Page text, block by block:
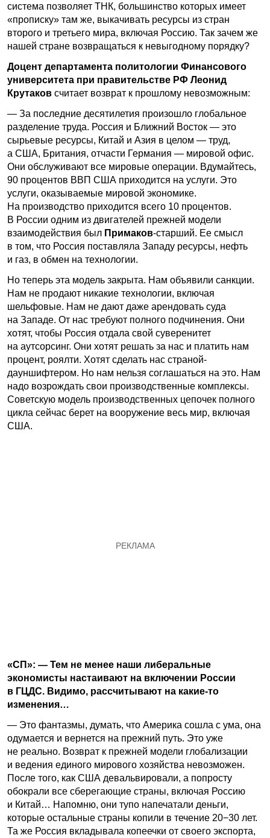
система позволяет ТНК, большинство которых имеет
«прописку» там же, выкачивать ресурсы из стран
второго и третьего мира, включая Россию. Так зачем же
нашей стране возвращаться к невыгодному порядку?
Доцент департамента политологии Финансового
университета при правительстве РФ Леонид
Крутаков считает возврат к прошлому невозможным:
— За последние десятилетия произошло глобальное
разделение труда. Россия и Ближний Восток — это
сырьевые ресурсы, Китай и Азия в целом — труд,
а США, Британия, отчасти Германия — мировой офис.
Они обслуживают все мировые операции. Вдумайтесь,
90 процентов ВВП США приходится на услуги. Это
услуги, оказываемые мировой экономике.
На производство приходится всего 10 процентов.
В России одним из двигателей прежней модели
взаимодействия был Примаков-старший. Ее смысл
в том, что Россия поставляла Западу ресурсы, нефть
и газ, в обмен на технологии.
Но теперь эта модель закрыта. Нам объявили санкции.
Нам не продают никакие технологии, включая
шельфовые. Нам не дают даже арендовать суда
на Западе. От нас требуют полного подчинения. Они
хотят, чтобы Россия отдала свой суверенитет
на аутсорсинг. Они хотят решать за нас и платить нам
процент, роялти. Хотят сделать нас страной-
дауншифтером. Но нам нельзя соглашаться на это. Нам
надо возрождать свои производственные комплексы.
Советскую модель производственных цепочек полного
цикла сейчас берет на вооружение весь мир, включая
США.
«СП»: — Тем не менее наши либеральные
экономисты настаивают на включении России
в ГЦДС. Видимо, рассчитывают на какие-то
изменения…
— Это фантазмы, думать, что Америка сошла с ума, она
одумается и вернется на прежний путь. Это уже
не реально. Возврат к прежней модели глобализации
и ведения единого мирового хозяйства невозможен.
После того, как США девальвировали, а попросту
обокрали все сберегающие страны, включая Россию
и Китай… Напомню, они тупо напечатали деньги,
которые остальные страны копили в течение 20−30 лет.
Та же Россия вкладывала копеечки от своего экспорта,